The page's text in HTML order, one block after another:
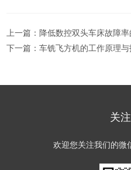
上一篇： 降低数控双头车床故障
下一篇：车铣飞方机的工作原理与
关
欢迎您关注我们的微